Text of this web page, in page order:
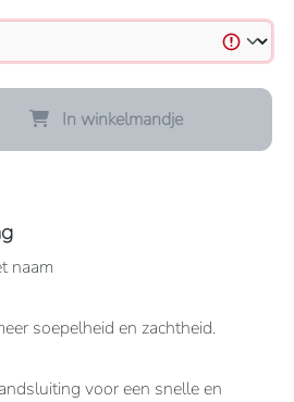
Voer de gewenste
In winkelmandje
naam
soepelheid en zachtheid.
voor een snelle en